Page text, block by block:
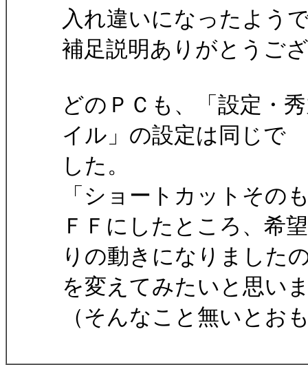
入れ違いになったよう
補足説明ありがとうご
どのＰＣも、「設定・
イル」の設定は同じで
した。
「ショートカットその
ＦＦにしたところ、希
りの動きになりました
を変えてみたいと思い
（そんなこと無いとお